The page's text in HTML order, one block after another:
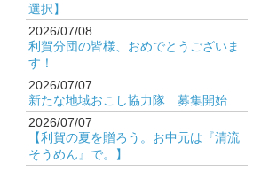
選択】
2026/07/08
利賀分団の皆様、おめでとうございま
す！
2026/07/07
新たな地域おこし協力隊 募集開始
2026/07/07
【利賀の夏を贈ろう。お中元は『清流
そうめん』で。】